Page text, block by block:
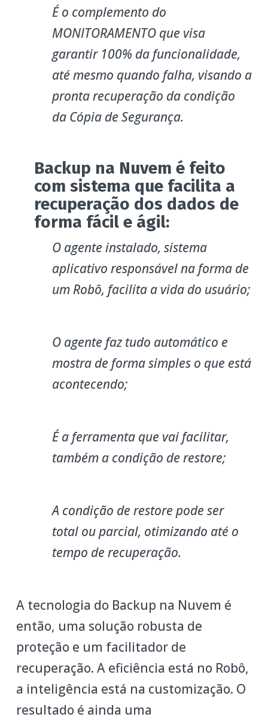
É o complemento do
MONITORAMENTO que visa
garantir 100% da funcionalidade,
até mesmo quando falha, visando a
pronta recuperação da condição
da Cópia de Segurança.
Backup na Nuvem é feito
com sistema que facilita a
recuperação dos dados de
forma fácil e ágil:
O agente instalado, sistema
aplicativo responsável na forma de
um Robô, facilita a vida do usuário;
O agente faz tudo automático e
mostra de forma simples o que está
acontecendo;
É a ferramenta que vai facilitar,
também a condição de restore;
A condição de restore pode ser
total ou parcial, otimizando até o
tempo de recuperação.
A tecnologia do Backup na Nuvem é
então, uma solução robusta de
proteção e um facilitador de
recuperação. A eficiência está no Robô,
a inteligência está na customização. O
resultado é ainda uma